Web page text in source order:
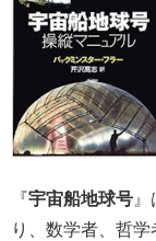
『 宇宙船地球号』
り、数学者、哲